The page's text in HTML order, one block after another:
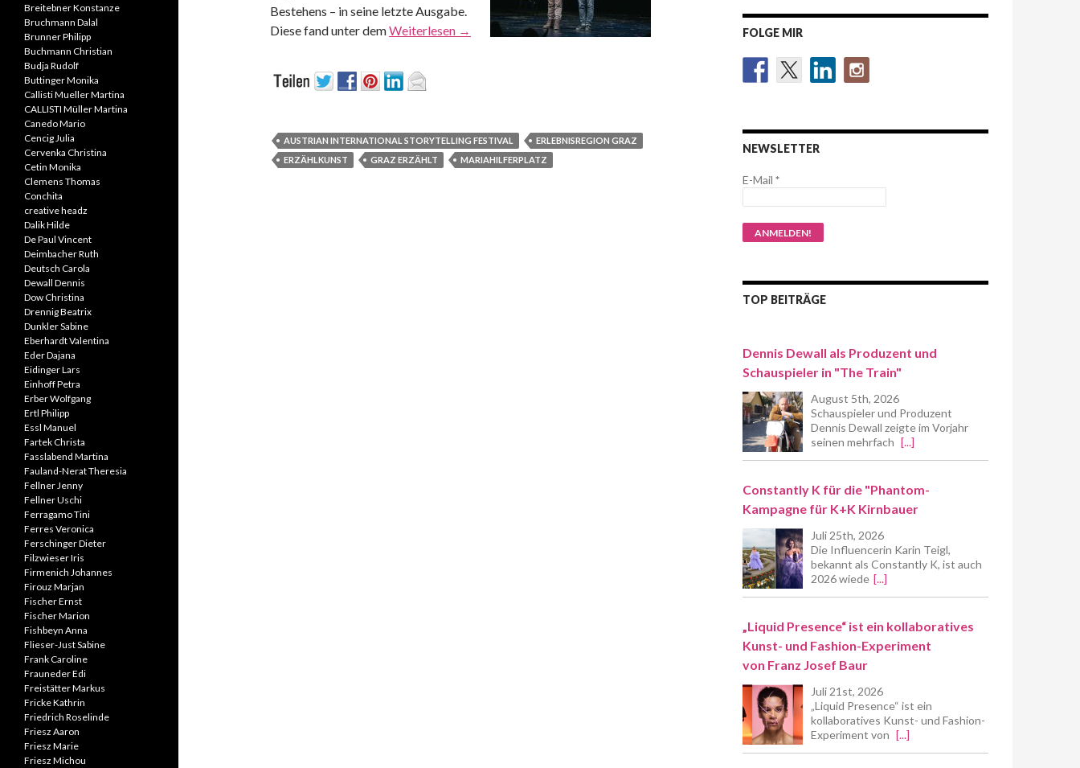
Bestehens – in seine letzte Ausgabe.
Diese fand unter demWeiterlesen →
AUSTRIAN INTERNATIONAL STORYTELLING FESTIVAL
ERLEBNISREGION GRAZ
ERZÄHLKUNST
GRAZ ERZÄHLT MARIAHILFERPLATZ
FOLGE MIR
NEWSLETTER
E-Mail *
TOP BEITRÄGE
Dennis Dewall als Produzent und
Schauspieler in "The Train"
August 5th, 2026
Schauspieler und Produzent
Dennis Dewall zeigte im Vorjahr
seinen mehrfach [...]
Constantly K für die "Phantom-
Kampagne für K+K Kirnbauer
Juli 25th, 2026
Die Influencerin Karin Teigl,
bekannt als Constantly K, ist auch
2026 wiede [...]
„Liquid Presence“ ist ein kollaboratives
Kunst- und Fashion-Experiment
von Franz Josef Baur
Juli 21st, 2026
„Liquid Presence“ ist ein
kollaboratives Kunst- und Fashion-
Experiment von [...]
Breitebner Konstanze
Bruchmann Dalal
Brunner Philipp
Buchmann Christian
Budja Rudolf
Buttinger Monika
Callisti Mueller Martina
CALLISTI Müller Martina
Canedo Mario
Cencig Julia
Cervenka Christina
Cetin Monika
Clemens Thomas
Conchita
creative headz
Dalik Hilde
De Paul Vincent
Deimbacher Ruth
Deutsch Carola
Dewall Dennis
Dow Christina
Drennig Beatrix
Dunkler Sabine
Eberhardt Valentina
Eder Dajana
Eidinger Lars
Einhoff Petra
Erber Wolfgang
Ertl Philipp
Essl Manuel
Fartek Christa
Fasslabend Martina
Fauland-Nerat Theresia
Fellner Jenny
Fellner Uschi
Ferragamo Tini
Ferres Veronica
Ferschinger Dieter
Filzwieser Iris
Firmenich Johannes
Firouz Marjan
Fischer Ernst
Fischer Marion
Fishbeyn Anna
Flieser-Just Sabine
Frank Caroline
Frauneder Edi
Freistätter Markus
Fricke Kathrin
Friedrich Roselinde
Friesz Aaron
Friesz Marie
Friesz Michou